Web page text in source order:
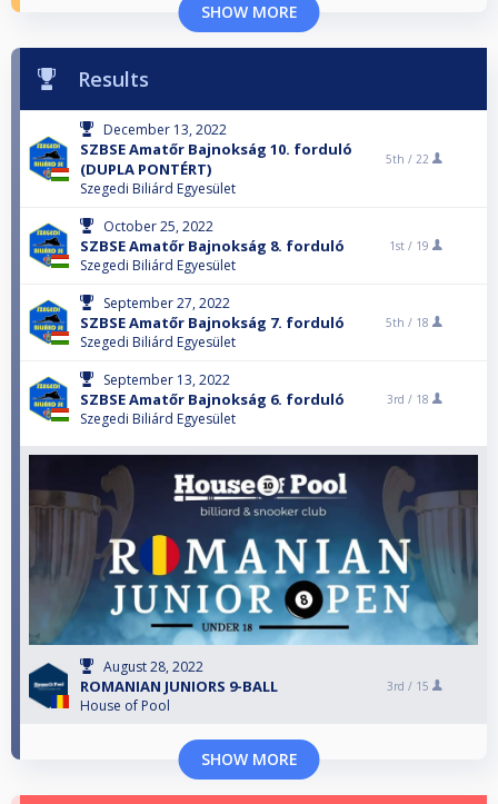
SHOW MORE
Results
December 13, 2022
SZBSE Amatőr Bajnokság 10. forduló
(DUPLA PONTÉRT)
Szegedi Biliárd Egyesület
5th / 22
October 25, 2022
SZBSE Amatőr Bajnokság 8. forduló
Szegedi Biliárd Egyesület
1st / 19
September 27, 2022
SZBSE Amatőr Bajnokság 7. forduló
Szegedi Biliárd Egyesület
5th / 18
September 13, 2022
SZBSE Amatőr Bajnokság 6. forduló
Szegedi Biliárd Egyesület
3rd / 18
August 28, 2022
ROMANIAN JUNIORS 9-BALL
House of Pool
3rd / 15
SHOW MORE